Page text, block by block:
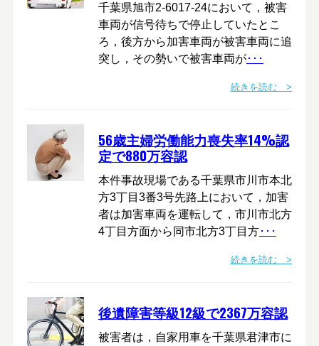
千葉県旭市2-6017-24において，被害
車両が信号待ちで停止していたとこ
ろ，後方から加害車両が被害車両に追
突し，その勢いで被害車両が･･･
続きを読む >
56歳主婦労働能力喪失率14%認
定で880万容認
本件事故現場である千葉県市川市本北
方3丁目3番3号先路上において，加害
者は加害車両を運転して，市川市北方
4丁目方面から同市北方3丁目方･･･
続きを読む >
後遺障害等級12級で2367万容認
被害者は，自家用車を千葉県君津市に